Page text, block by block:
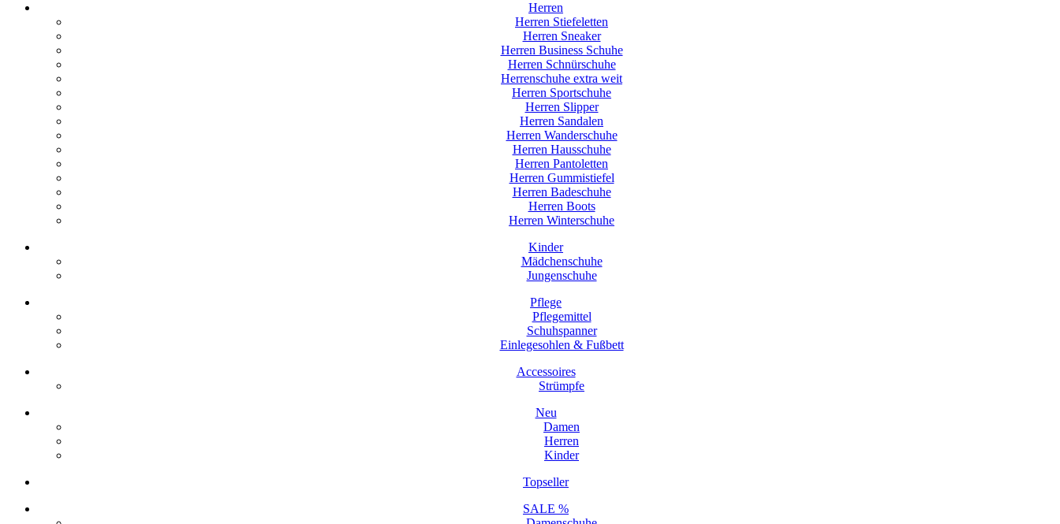
Herren
Herren Stiefeletten
Herren Sneaker
Herren Business Schuhe
Herren Schnürschuhe
Herrenschuhe extra weit
Herren Sportschuhe
Herren Slipper
Herren Sandalen
Herren Wanderschuhe
Herren Hausschuhe
Herren Pantoletten
Herren Gummistiefel
Herren Badeschuhe
Herren Boots
Herren Winterschuhe
Kinder
Mädchenschuhe
Jungenschuhe
Pflege
Pflegemittel
Schuhspanner
Einlegesohlen & Fußbett
Accessoires
Strümpfe
Neu
Damen
Herren
Kinder
Topseller
SALE %